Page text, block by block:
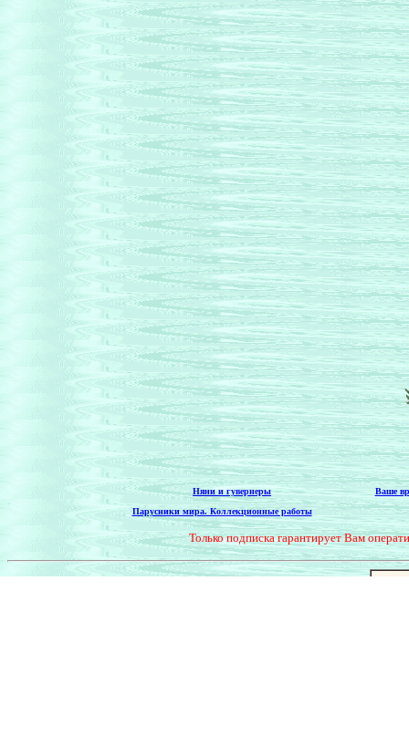
Няни и гувернеры
Ваше
Парусники мира. Коллекционные работы
Только подписка гарантирует Вам